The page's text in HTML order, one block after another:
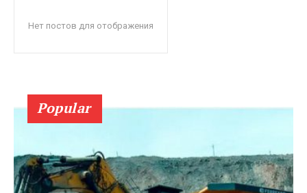
Нет постов для отображения
Popular